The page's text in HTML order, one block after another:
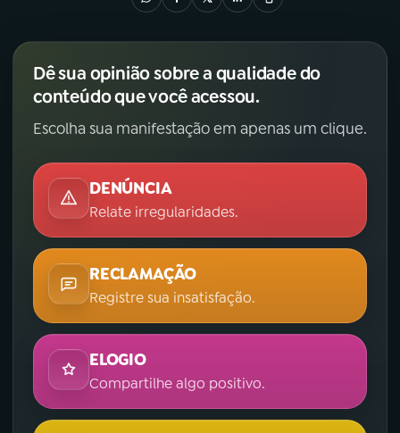
Dê sua opinião sobre a qualidade do
conteúdo que você acessou.
Escolha sua manifestação em apenas um clique.
DENÚNCIA
Relate irregularidades.
RECLAMAÇÃO
Registre sua insatisfação.
ELOGIO
Compartilhe algo positivo.